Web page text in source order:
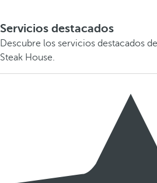
Servicios destacados
Descubre los servicios destacados
Steak House.